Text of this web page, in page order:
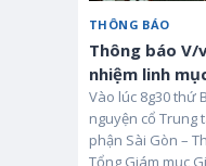
THÔNG BÁO
Thông báo V/
nhiệm linh
Vào lúc 8g30 thứ
nguyện cổ Trung
phận Sài Gòn –
Tổng Giám mục